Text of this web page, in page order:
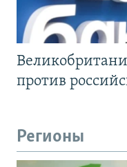
против
Регионы